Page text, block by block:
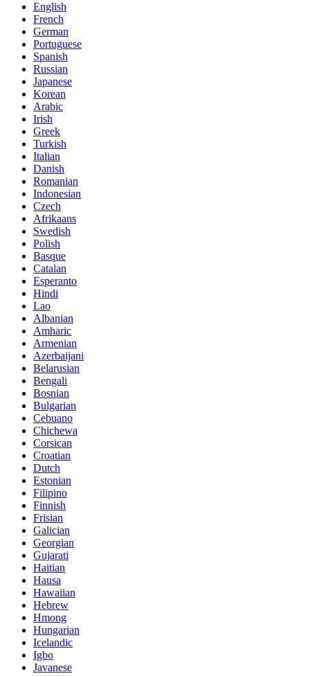
English
French
German
Portuguese
Spanish
Russian
Japanese
Korean
Arabic
Irish
Greek
Turkish
Italian
Danish
Romanian
Indonesian
Czech
Afrikaans
Swedish
Polish
Basque
Catalan
Esperanto
Hindi
Lao
Albanian
Amharic
Armenian
Azerbaijani
Belarusian
Bengali
Bosnian
Bulgarian
Cebuano
Chichewa
Corsican
Croatian
Dutch
Estonian
Filipino
Finnish
Frisian
Galician
Georgian
Gujarati
Haitian
Hausa
Hawaiian
Hebrew
Hmong
Hungarian
Icelandic
Igbo
Javanese